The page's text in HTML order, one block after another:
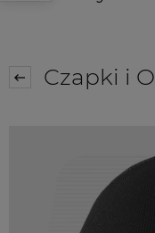
Czapki i